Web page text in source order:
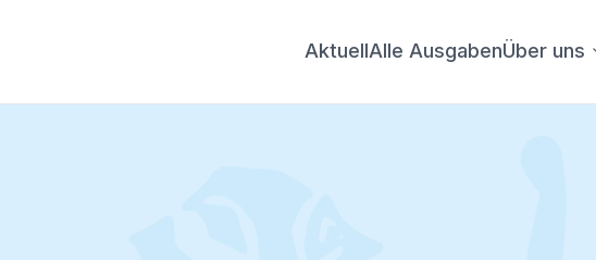
AktuellAlle AusgabenÜber uns